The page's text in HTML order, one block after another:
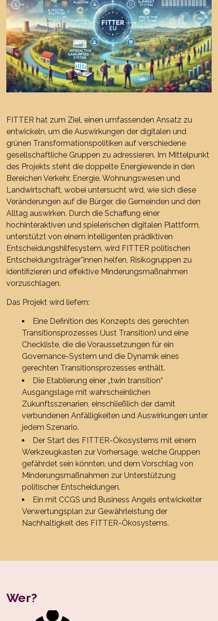
FITTER hat zum Ziel, einen umfassenden Ansatz zu
entwickeln, um die Auswirkungen der digitalen und
grünen Transformationspolitiken auf verschiedene
gesellschaftliche Gruppen zu adressieren. Im Mittelpunkt
des Projekts steht die doppelte Energiewende in den
Bereichen Verkehr, Energie, Wohnungswesen und
Landwirtschaft, wobei untersucht wird, wie sich diese
Veränderungen auf die Bürger, die Gemeinden und den
Alltag auswirken. Durch die Schaffung einer
hochinteraktiven und spielerischen digitalen Plattform,
unterstützt von einem intelligenten prädiktiven
Entscheidungshilfesystem, wird FITTER politischen
Entscheidungsträger*innen helfen, Risikogruppen zu
identifizieren und effektive Minderungsmaßnahmen
vorzuschlagen.
Das Projekt wird liefern:
Eine Definition des Konzepts des gerechten
Transitionsprozesses (Just Transition) und eine
Checkliste, die die Voraussetzungen für ein
Governance-System und die Dynamik eines
gerechten Transitionsprozesses enthält.
Die Etablierung einer „twin transition“
Ausgangslage mit wahrscheinlichen
Zukunftsszenarien, einschließlich der damit
verbundenen Anfälligkeiten und Auswirkungen unter
jedem Szenario.
Der Start des FITTER-Ökosystems mit einem
Werkzeugkasten zur Vorhersage, welche Gruppen
gefährdet sein könnten, und dem Vorschlag von
Minderungsmaßnahmen zur Unterstützung
politischer Entscheidungen.
Ein mit CCGS und Business Angels entwickelter
Verwertungsplan zur Gewährleistung der
Nachhaltigkeit des FITTER-Ökosystems.
Wer?